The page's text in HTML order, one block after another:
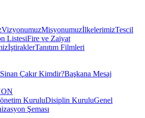
VizyonumuzMisyonumuzİlkelerimizTescil
ListesiFire ve Zaiyat
İştiraklerTanıtım Filmleri
Sinan Çakır Kimdir?Başkana Mesaj
KuruluDisiplin KuruluGenel
Şeması